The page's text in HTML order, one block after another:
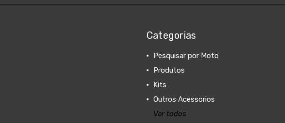
Categorias
Pesquisar por Moto
Produtos
Kits
Outros Acessorios
Ver todos